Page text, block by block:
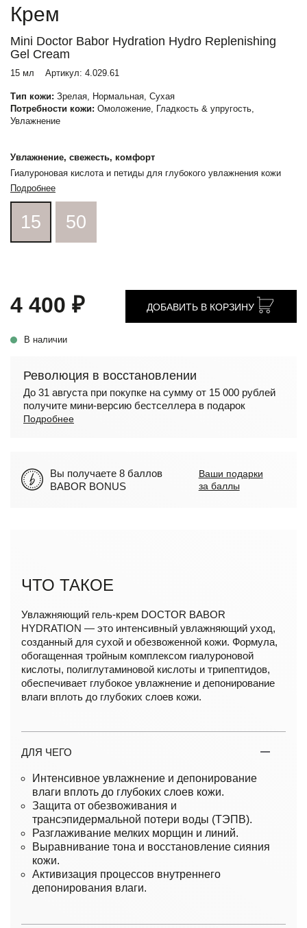
Крем
Mini Doctor Babor Hydration Hydro Replenishing
Gel Cream
15 мл Артикул: 4.029.61
Тип кожи: Зрелая, Нормальная, Сухая
Потребности кожи: Омоложение, Гладкость & упругость,
Увлажнение
Увлажнение, свежесть, комфорт
Гиалуроновая кислота и петиды для глубокого увлажнения кожи
Подробнее
15 50
4 400 ₽
В наличии
ДОБАВИТЬ В КОРЗИНУ
Революция в восстановлении
До 31 августа при покупке на сумму от 15 000 рублей
получите мини-версию бестселлера в подарок
Подробнее
Вы получаете 8 баллов
BABOR BONUS
Ваши подарки
за баллы
ЧТО ТАКОЕ
Увлажняющий гель-крем DOCTOR BABOR
HYDRATION — это интенсивный увлажняющий уход,
созданный для сухой и обезвоженной кожи. Формула,
обогащенная тройным комплексом гиалуроновой
кислоты, полиглутаминовой кислоты и трипептидов,
обеспечивает глубокое увлажнение и депонирование
влаги вплоть до глубоких слоев кожи.
ДЛЯ ЧЕГО
Интенсивное увлажнение и депонирование
влаги вплоть до глубоких слоев кожи.
Защита от обезвоживания и
трансэпидермальной потери воды (ТЭПВ).
Разглаживание мелких морщин и линий.
Выравнивание тона и восстановление сияния
кожи.
Активизация процессов внутреннего
депонирования влаги.